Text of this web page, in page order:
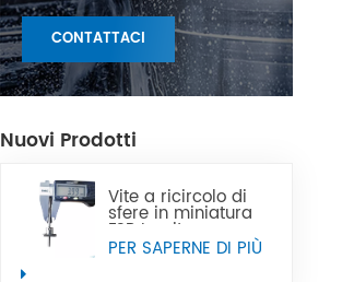
CONTATTACI
Nuovi Prodotti
Vite a ricircolo di
sfere in miniatura
FSB La vite a
ricircolo di sfere in
miniatura di
PER SAPERNE DI PIÙ